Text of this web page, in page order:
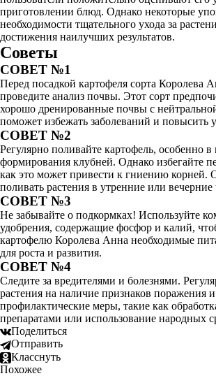
приготовлении блюд. Однако некоторые
необходимости тщательного ухода за
достижения наилучших результатов.
Советы
СОВЕТ №1
Перед посадкой картофеля сорта Королева
проведите анализ почвы. Этот сорт
хорошо дренированные почвы с
поможет избежать заболеваний и повысить
СОВЕТ №2
Регулярно поливайте картофель, особенно
формирования клубней. Однако избегайте
как это может привести к гниению корней.
поливать растения в утренние или вечерние
СОВЕТ №3
Не забывайте о подкормках! Используйте
удобрения, содержащие фосфор и калий,
картофелю Королева Анна необходимые
для роста и развития.
СОВЕТ №4
Следите за вредителями и болезнями.
растения на наличие признаков поражения
профилактические меры, такие как
препаратами или использование народных
Поделиться
Отправить
Класснуть
Похожее